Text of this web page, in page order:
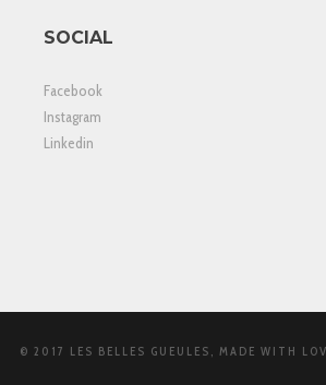
SOCIAL
Facebook
Instagram
Linkedin
© 2017 LES BELLES GUEULES, MADE WITH